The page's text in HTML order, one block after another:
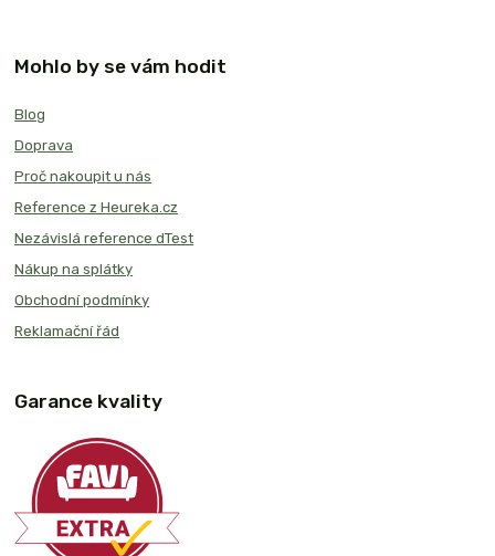
Mohlo by se vám hodit
Blog
Doprava
Proč nakoupit u nás
Reference z Heureka.cz
Nezávislá reference dTest
Nákup na splátky
Obchodní podmínky
Reklamační řád
Garance kvality